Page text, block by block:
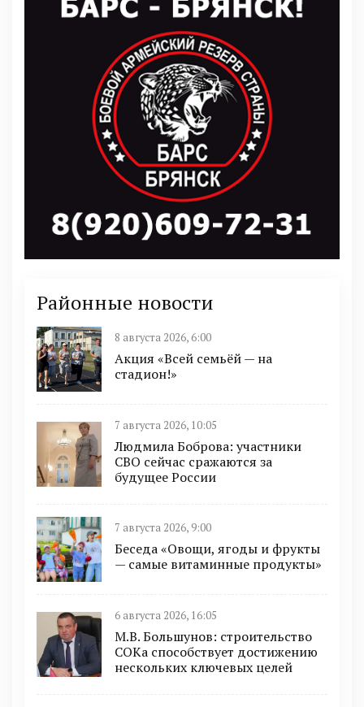
Районные новости
8 августа 2026, 6:00
Акция «Всей семьёй — на
стадион!»
7 августа 2026, 10:05
Людмила Боброва: участники
СВО сейчас сражаются за
будущее России
7 августа 2026, 9:00
Беседа «Овощи, ягоды и фрукты
— самые витаминные продукты»
6 августа 2026, 16:05
М.В. Большунов: строительство
СОКа способствует достижению
нескольких ключевых целей